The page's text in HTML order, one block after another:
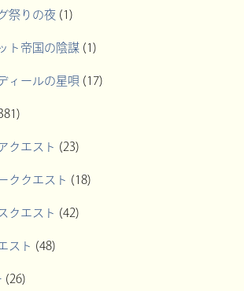
祭りの夜(1)
ト帝国の陰謀(1)
ィールの星唄 (17)
クエスト (23)
ククエスト (18)
クエスト (42)
スト (48)
(26)